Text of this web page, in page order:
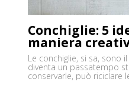
Conchiglie: 5
maniera
Le conchiglie, si sa, sono
diventa un passatempo
conservarle, può riciclare